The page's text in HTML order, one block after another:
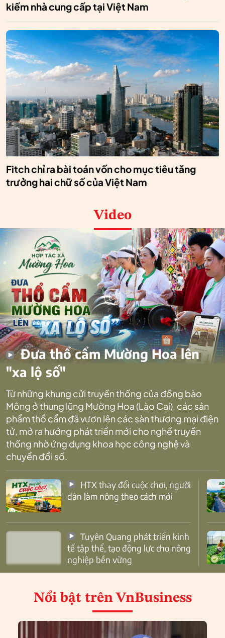
kiếm nhà cung cấp tại Việt Nam
Fitch chỉ ra bài toán vốn cho mục tiêu tăng
trưởng hai chữ số của Việt Nam
Video
Đưa thổ cẩm Mường Hoa lên
"xa lộ số"
Từ những khung cửi truyền thống của đồng bào
Mông ở thung lũng Mường Hoa (Lào Cai), các sản
phẩm thổ cẩm đã vươn lên các sàn thương mại điện
tử, mở ra hướng phát triển mới cho nghề truyền
thống nhờ ứng dụng khoa học công nghệ và
chuyển đổi số.
dân làm nông theo cách mới
tế tập thể, tạo động lực cho nông
nghiệp bền vững
Nổi bật trên VnBusiness